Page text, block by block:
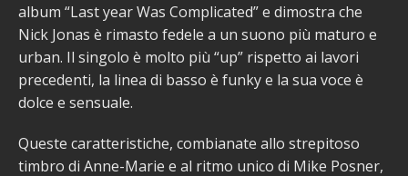
album “Last year Was Complicated” e dimostra che
Nick Jonas è rimasto fedele a un suono più maturo e
urban. Il singolo è molto più “up” rispetto ai lavori
precedenti, la linea di basso è funky e la sua voce è
dolce e sensuale.
Queste caratteristiche, combianate allo strepitoso
timbro di Anne-Marie e al ritmo unico di Mike Posner,